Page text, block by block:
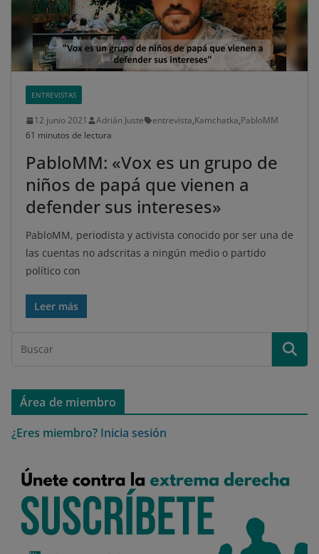
ENTREVISTAS
12 junio 2021 Adrián Juste entrevista,Kamchatka,PabloMM
61 minutos de lectura
PabloMM: «Vox es un grupo de
niños de papá que vienen a
defender sus intereses»
PabloMM, periodista y activista conocido por ser una de
las cuentas no adscritas a ningún medio o partido
político con
Leer más
Área de miembro
¿Eres miembro? Inicia sesión